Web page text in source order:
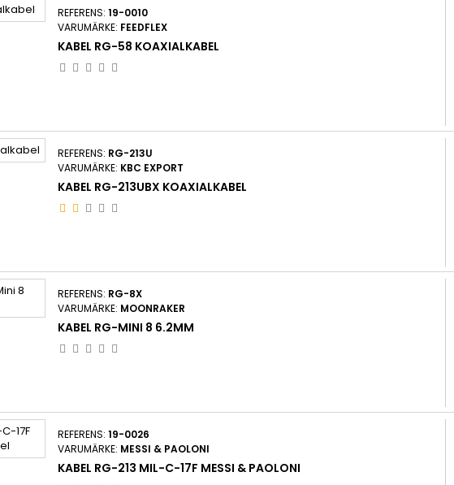
REFERENS: 19-0010
VARUMÄRKE: FEEDFLEX
KABEL RG-58 KOAXIALKABEL
REFERENS: RG-213U
VARUMÄRKE: KBC EXPORT
KABEL RG-213UBX KOAXIALKABEL
REFERENS: RG-8X
VARUMÄRKE: MOONRAKER
KABEL RG-MINI 8 6.2MM
REFERENS: 19-0026
VARUMÄRKE: MESSI & PAOLONI
KABEL RG-213 MIL-C-17F MESSI & PAOLONI